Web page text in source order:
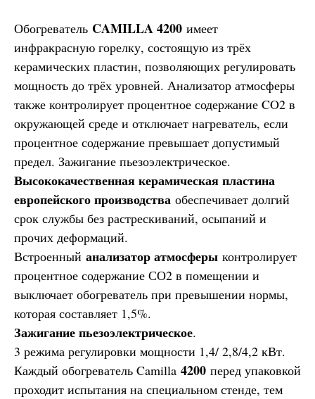
Обогреватель CAMILLA 4200 имеет
инфракрасную горелку, состоящую из трёх
керамических пластин, позволяющих регулировать
мощность до трёх уровней. Анализатор атмосферы
также контролирует процентное содержание CO2 в
окружающей среде и отключает нагреватель, если
процентное содержание превышает допустимый
предел. Зажигание пьезоэлектрическое.
Высококачественная керамическая пластина
европейского производства обеспечивает долгий
срок службы без растрескиваний, осыпаний и
прочих деформаций.
Встроенный анализатор атмосферы контролирует
процентное содержание СО2 в помещении и
выключает обогреватель при превышении нормы,
которая составляет 1,5%.
Зажигание пьезоэлектрическое.
3 режима регулировки мощности 1,4/ 2,8/4,2 кВт.
Каждый обогреватель Camilla 4200 перед упаковкой
проходит испытания на специальном стенде, тем